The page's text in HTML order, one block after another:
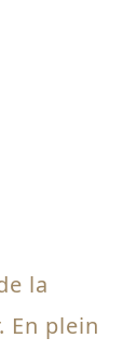
la
En plein